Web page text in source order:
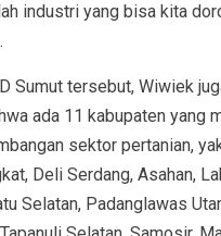
industri yang bisa kita
Sumut tersebut, Wiwiek
ada 11 kabupaten yang
sektor pertanian,
Deli Serdang, Asahan,
Selatan, Padanglawas